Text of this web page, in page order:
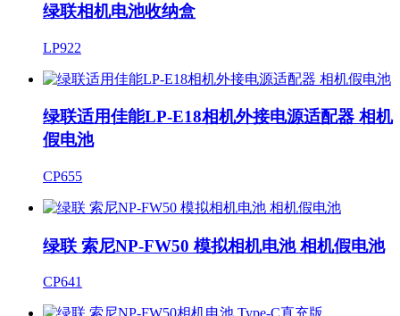
绿联相机电池收纳盒
LP922
绿联适用佳能LP-E18相机外接电源适配器 相机
假电池
CP655
绿联 索尼NP-FW50 模拟相机电池 相机假电池
CP641